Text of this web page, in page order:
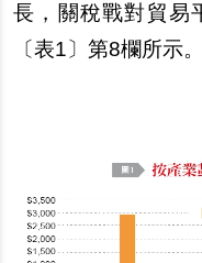
長，關稅戰對貿易
〔表1 〕第8欄所示。